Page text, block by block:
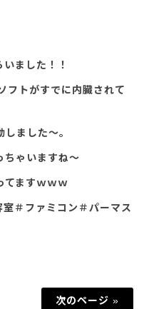
ました！！
フトがすでに内臓されて
ました～。
ちゃいますね～
てますｗｗｗ
＃ファミコン＃パーマス
次のページ »